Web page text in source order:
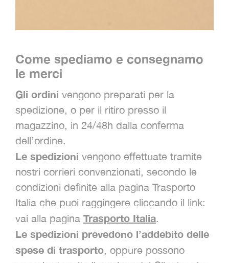
Come spediamo e consegnamo
le merci
Gli ordini vengono preparati per la
spedizione, o per il ritiro presso il
magazzino, in 24/48h dalla conferma
dell’ordine.
Le spedizioni vengono effettuate tramite
nostri corrieri convenzionati, secondo le
condizioni definite alla pagina Trasporto
Italia che puoi raggingere cliccando il link:
vai alla pagina Trasporto Italia.
Le spedizioni prevedono l’addebito delle
spese di trasporto, oppure possono